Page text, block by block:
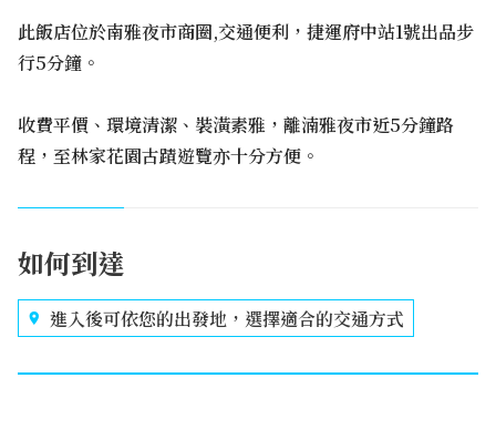
此飯店位於南雅夜市商圈,交通便利，捷運府中站1號出品步
行5分鐘。
收費平價、環境清潔、裝潢素雅，離湳雅夜市近5分鐘路
程，至林家花園古蹟遊覽亦十分方便。
如何到達
進入後可依您的出發地，選擇適合的交通方式